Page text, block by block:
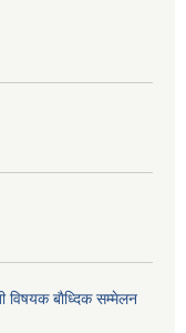
विषयक बाैध्दिक सम्मेलन